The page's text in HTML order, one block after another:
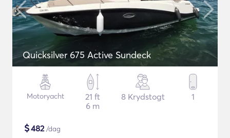
Quicksilver 675 Active Sundeck
Motoryacht
21 ft
6 m
8 Krydstogt 1
$482/dag